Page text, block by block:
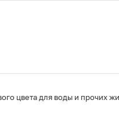
цвета для воды и прочих